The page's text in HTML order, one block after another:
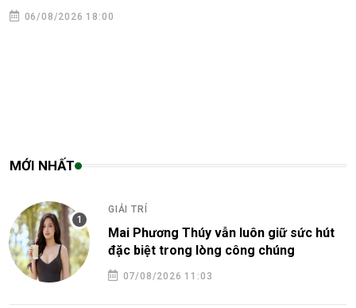
06/08/2026 18:00
MỚI NHẤT
GIẢI TRÍ
Mai Phương Thúy vẫn luôn giữ sức hút
đặc biệt trong lòng công chúng
07/08/2026 11:03